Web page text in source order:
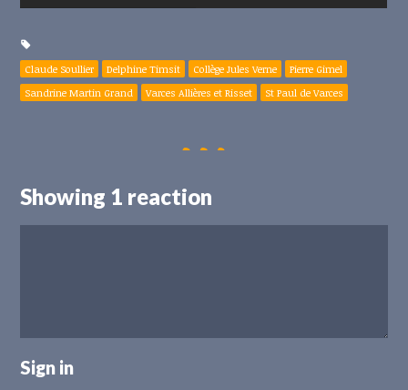
Claude Soullier Delphine Timsit Collège Jules Verne
Pierre Gimel
Sandrine Martin Grand
Varces Allières et Risset St Paul de Varces
Showing 1 reaction
Sign in